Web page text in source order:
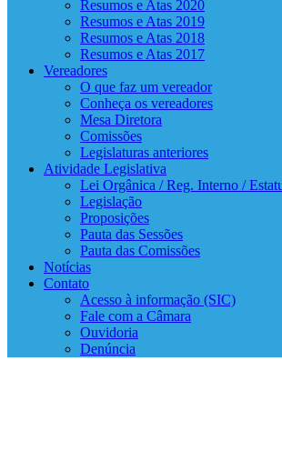
Resumos e Atas 2020
Resumos e Atas 2019
Resumos e Atas 2018
Resumos e Atas 2017
Vereadores
O que faz um vereador
Conheça os vereadores
Mesa Diretora
Comissões
Legislaturas anteriores
Atividade Legislativa
Lei Orgânica / Reg. Interno /
Legislação
Proposições
Pauta das Sessões
Pauta das Comissões
Notícias
Contato
Acesso à informação (SIC)
Fale com a Câmara
Ouvidoria
Denúncia